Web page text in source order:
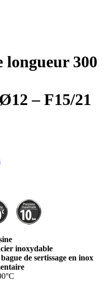
longueur 300
– F15/21
inoxydable
de sertissage en inox